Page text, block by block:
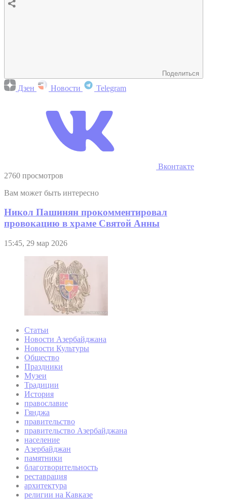
Поделиться
Дзен Новости Telegram
Вконтакте
2760 просмотров
Вам может быть интересно
Никол Пашинян прокомментировал
провокацию в храме Святой Анны
15:45, 29 мар 2026
Статьи
Новости Азербайджана
Новости Культуры
Общество
Праздники
Музеи
Традиции
История
православие
Гянджа
правительство
правительство Азербайджана
население
Азербайджан
памятники
благотворительность
реставрация
архитектура
религии на Кавказе